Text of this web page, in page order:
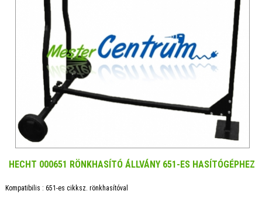
HECHT 000651 RÖNKHASÍTÓ ÁLLVÁNY 651-ES HASÍTÓGÉPHEZ
Kompatibilis : 651-es cikksz. rönkhasítóval